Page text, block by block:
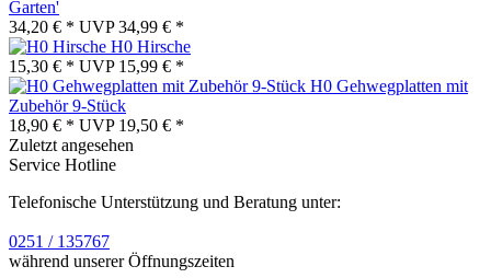
Garten'
34,20 € * UVP34,99 € *
H0 Hirsche
15,30 € * UVP 15,99 € *
H0 Gehwegplatten mit
Zubehör 9-Stück
18,90 € * UVP 19,50 € *
Zuletzt angesehen
Service Hotline
Telefonische Unterstützung und Beratung unter:
0251 / 135767
während unserer Öffnungszeiten